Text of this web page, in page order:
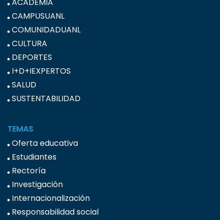
ACADEMIA
CAMPUSUANL
COMUNIDADUANL
CULTURA
DEPORTES
I+D+IEXPERTOS
SALUD
SUSTENTABILIDAD
TEMAS
Oferta educativa
Estudiantes
Rectoría
Investigación
Internacionalización
Responsabilidad social